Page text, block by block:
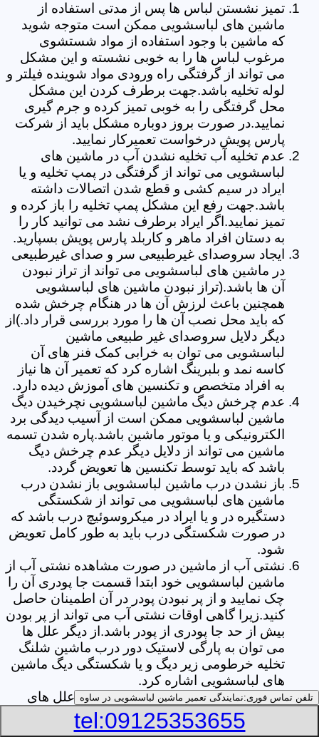
تمیز نشستن لباس ها پس از مدتی استفاده از
ماشین های لباسشویی ممکن است متوجه شوید
که ماشین با وجود استفاده از مواد شستشوی
مرغوب لباس ها را به خوبی نشسته و این مشکل
می تواند از گرفتگی راه ورودی مواد شوینده فیلتر و
لوله تخلیه باشد.جهت برطرف کردن این مشکل
محل گرفتگی را به خوبی تمیز کرده و جرم گیری
نمایید.در صورت بروز دوباره مشکل باید از شرکت
پارس پویش درخواست تعمیرکار نمایید.
عدم تخلیه آب تخلیه نشدن آب در ماشین های
لباسشویی می تواند از گرفتگی در پمپ تخلیه و یا
ایراد در سیم کشی و قطع شدن اتصالات داشته
باشد.جهت رفع این مشکل پمپ تخلیه را باز کرده و
تمیز نمایید.اگر ایراد برطرف نشد می توانید کار را
به دستان افراد ماهر و کاربلد پارس پویش بسپارید.
ایجاد سروصدای غیرطبیعی سر و صدای غیرطبیعی
در ماشین های لباسشویی می تواند از تراز نبودن
آن ها باشد.(تراز نبودن ماشین های لباسشویی
همچنین باعث لرزش آن ها در هنگام چرخش شده
که باید محل نصب آن ها را مورد بررسی قرار داد.)از
دیگر دلایل سروصدای غیر طبیعی ماشین
لباسشویی می توان به خرابی کمک فنر های آن
کاسه نمد و بلبرینگ اشاره کرد که تعمیر آن ها نیاز
به افراد متخصص و تکنسین های آموزش دیده دارد.
عدم چرخش دیگ ماشین لباسشویی نچرخیدن دیگ
ماشین لباسشویی ممکن است از آسیب دیدگی برد
الکترونیکی و یا موتور ماشین باشد.پاره شدن تسمه
ماشین می تواند از دلایل دیگر عدم چرخش دیگ
باشد که باید توسط تکنسین ها تعویض گردد.
باز نشدن درب ماشین لباسشویی باز نشدن درب
ماشین های لباسشویی می تواند از شکستگی
دستگیره در و یا ایراد در میکروسوئیچ درب باشد که
در صورت شکستگی درب باید به طور کامل تعویض
شود.
نشتی آب از ماشین در صورت مشاهده نشتی آب از
ماشین لباسشویی خود ابتدا قسمت جا پودری آن را
چک نمایید و از پر نبودن پودر در آن اطمینان حاصل
کنید.زیرا گاهی اوقات نشتی آب می تواند از پر بودن
بیش از حد جا پودری از پودر باشد.از دیگر علل ها
می توان به پارگی لاستیک دور درب ماشین شلنگ
تخلیه خرطومی زیر دیگ و یا شکستگی دیگ ماشین
های لباسشویی اشاره کرد.
خشک نکردن لباس ها یکی از بیشترین علل های
خشک نکردن لباس ها توسط ماشین های
لباسشویی پر کردن دیگ آن ها بیش از حد ظرفیت
تلفن تماس فوری:نمایندگی تعمیر ماشین لباسشویی در ساوه
tel:09125353655